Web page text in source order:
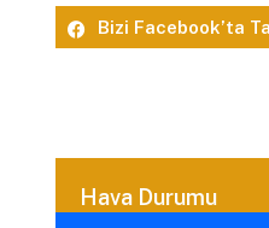
Bizi Facebook’ta
Hava Durumu